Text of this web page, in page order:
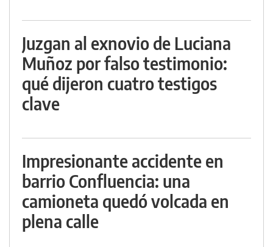
Juzgan al exnovio de Luciana
Muñoz por falso testimonio:
qué dijeron cuatro testigos
clave
Impresionante accidente en
barrio Confluencia: una
camioneta quedó volcada en
plena calle